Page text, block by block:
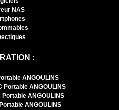
NAS
:
ANGOULINS
Portable ANGOULINS
ANGOULINS
ANGOULINS